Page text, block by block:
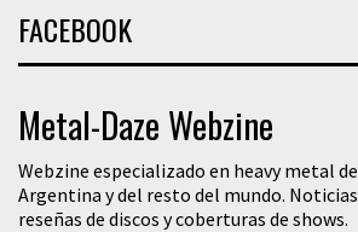
FACEBOOK
Metal-Daze Webzine
Webzine especializado en heavy metal
Argentina y del resto del mundo.
reseñas de discos y coberturas de shows.